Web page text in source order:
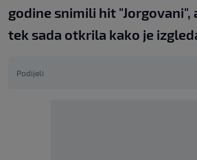
godine snimili hit "Jorgovani",
tek sada otkrila kako je
Podijeli